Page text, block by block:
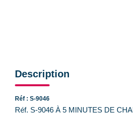
Description
Réf : S-9046
Réf. S-9046 À 5 MINUTES DE